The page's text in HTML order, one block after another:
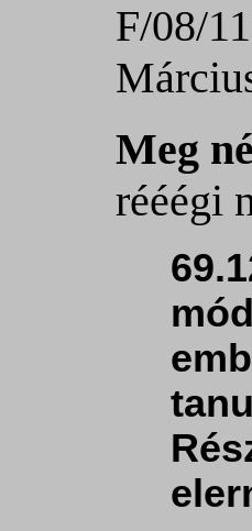
F/08/
Meg
rééégi